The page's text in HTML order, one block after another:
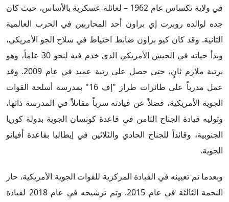
في ولاية تكساس عام 1962 – لعائلة عسكرية بالأساس، حيث كان
جده لوالده روبرت إي براون أحد المحاربين في الحرب العالمية
الثانية. وقد كان كيو براون ضابط احتياط في سلاح الجو الأمريكي،
وبدأ حياته في الجيش الأمريكي الذي خدم فيه لنحو 30 عاماً، وهو
برتبة ملازم ثانٍ، حتى حصل على رتبة عميد في عام 2009. وقد
عمل مدرباً على طائرات طراز "إف 16" بمدرسة أسلحة القوات
الجوية الأمريكية، فضلاً عن قيادته سرباً مقاتلاً في المدرسة ذاتها،
وتوليه قيادة الجناح الثامن في قاعدة كونسان الجوية بدولة كوريا
الجنوبية، وقائداً للجناح الحادي والثلاثين في إيطاليا بقاعدة أفيانو
الجوية.
وبعدما تم تعيينه في القيادة المركزية للقوات الجوية الأمريكية، حاز
النجمة الثالثة في عام 2015. وتم ترشيحه في عام 2018 لقيادة